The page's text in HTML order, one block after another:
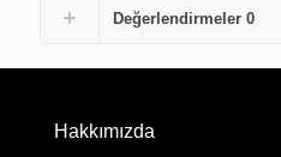
Değerlendirmeler 0
Hakkımızda